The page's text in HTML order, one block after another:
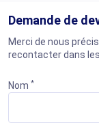
Demande de
Merci de nous
recontacter dans
Nom *